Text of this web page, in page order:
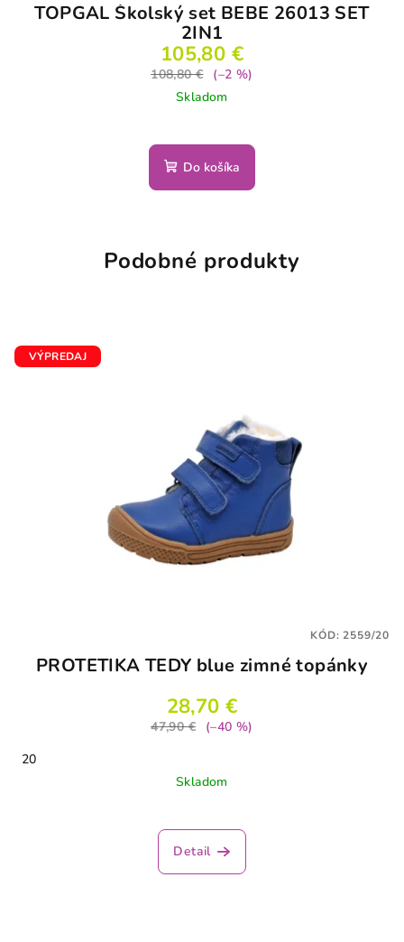
TOPGAL Školský set BEBE 26013 SET
2IN1
105,80 €
108,80 €
(–2 %)
Skladom
Do košíka
Podobné produkty
VÝPREDAJ
PROTETIKA TEDY blue zimné topánky
28,70 €
47,90 €
(–40 %)
20
Skladom
Detail
KÓD:2559/20